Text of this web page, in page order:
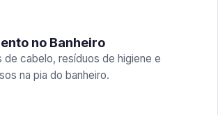
no Banheiro
de cabelo, resíduos de higiene e
na pia do banheiro.